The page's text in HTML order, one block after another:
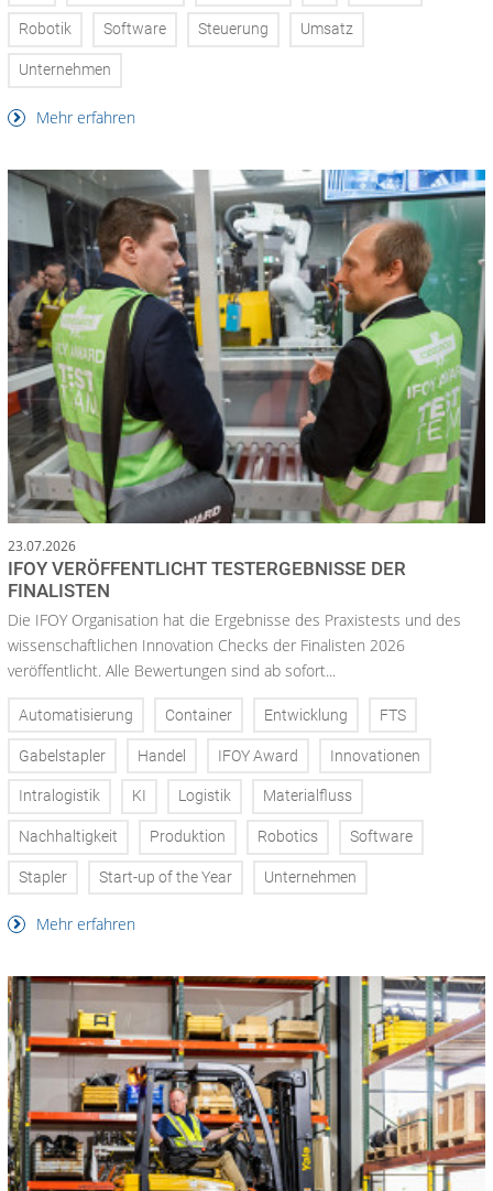
Robotik Software Steuerung Umsatz
Unternehmen
Mehr erfahren
23.07.2026
IFOY VERÖFFENTLICHT TESTERGEBNISSE DER
FINALISTEN
Die IFOY Organisation hat die Ergebnisse des Praxistests und des
wissenschaftlichen Innovation Checks der Finalisten 2026
veröffentlicht. Alle Bewertungen sind ab sofort...
Automatisierung Container Entwicklung FTS
Gabelstapler Handel IFOY Award Innovationen
Intralogistik KI Logistik Materialfluss
Nachhaltigkeit Produktion Robotics Software
Stapler Start-up of the Year Unternehmen
Mehr erfahren